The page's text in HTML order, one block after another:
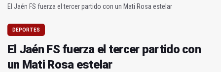
El Jaén FS fuerza el tercer partido con un Mati Rosa estelar
DEPORTES
El Jaén FS fuerza el tercer partido con
un Mati Rosa estelar